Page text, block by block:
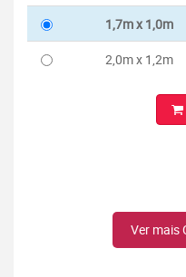
1,7m x 1,0m
2,0m x 1,2m
Ver mais